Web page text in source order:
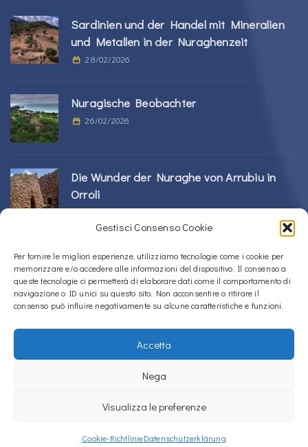
Gestisci Consenso Cookie
Per fornire le migliori esperienze, utilizziamo tecnologie come i cookie per
memorizzare e/o accedere alle informazioni del dispositivo. Il consenso a
queste tecnologie ci permetterà di elaborare dati come il comportamento di
navigazione o ID unici su questo sito. Non acconsentire o ritirare il
consenso può influire negativamente su alcune caratteristiche e funzioni.
Accetta
Nega
Visualizza le preferenze
Cookie-RichtlinieDatenschutzerklärung
Sardinien und der Handel mit Mineralien
und Metallen in der Nuraghenzeit
28/02/2026
Nuragische Beobachter
26/02/2026
Die Wunder der Nuraghe von Arrubiu in
Orroli
24/02/2026
Sos Nurattolos Nuragic-Komplex in Alà dei
Sardi
23/02/2026
Copyright © 2020 – 2026La Sardegna verso l'Unesco
Datenschutzerklärung
Barrierefreiheit unserer Website zu überwachen.